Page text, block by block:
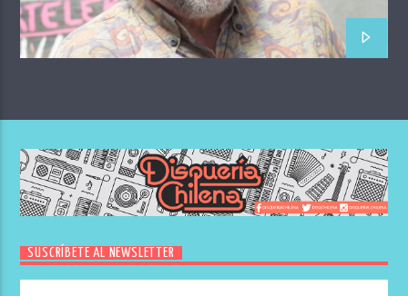
SUSCRÍBETE AL NEWSLETTER